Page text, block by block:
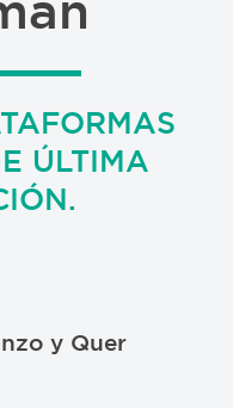
ÚLTIMA
y Quer